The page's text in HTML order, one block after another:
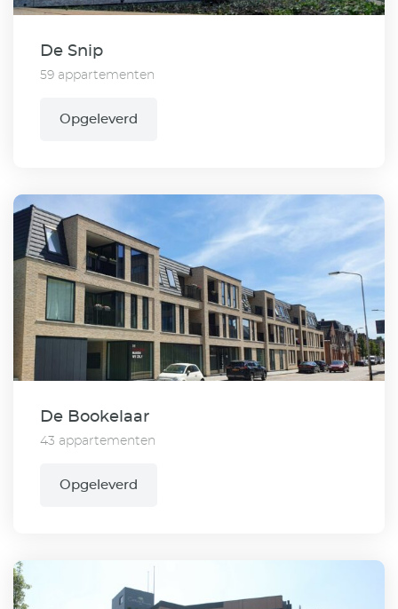
De Snip
59 appartementen
Opgeleverd
De Bookelaar
43 appartementen
Opgeleverd